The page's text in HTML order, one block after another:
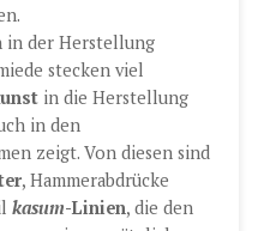
in der Herstellung
stecken viel
in die Herstellung
in den
zeigt. Von diesen sind
, Hammerabdrücke
kasum-Linien, die den